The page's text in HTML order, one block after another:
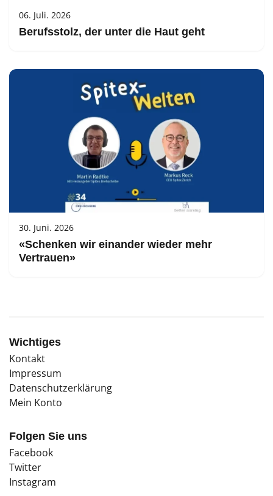
06. Juli. 2026
Berufsstolz, der unter die Haut geht
30. Juni. 2026
«Schenken wir einander wieder mehr
Vertrauen»
Wichtiges
Kontakt
Impressum
Datenschutzerklärung
Mein Konto
Folgen Sie uns
Facebook
Twitter
Instagram